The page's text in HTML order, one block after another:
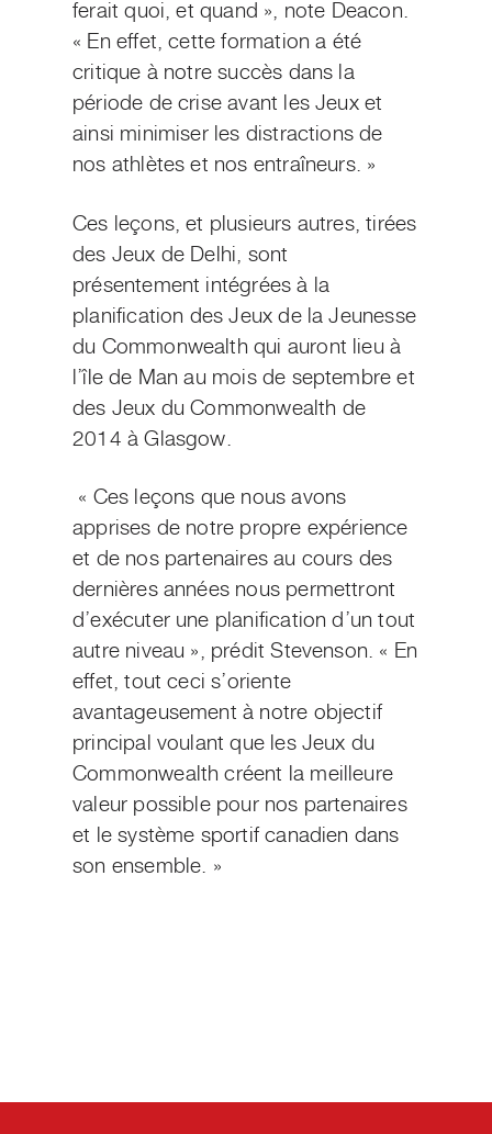
ferait quoi, et quand », note Deacon.
« En effet, cette formation a été
critique à notre succès dans la
période de crise avant les Jeux et
ainsi minimiser les distractions de
nos athlètes et nos entraîneurs. »
Ces leçons, et plusieurs autres, tirées
des Jeux de Delhi, sont
présentement intégrées à la
planification des Jeux de la Jeunesse
du Commonwealth qui auront lieu à
l’île de Man au mois de septembre et
des Jeux du Commonwealth de
2014 à Glasgow.
« Ces leçons que nous avons
apprises de notre propre expérience
et de nos partenaires au cours des
dernières années nous permettront
d’exécuter une planification d’un tout
autre niveau », prédit Stevenson. « En
effet, tout ceci s’oriente
avantageusement à notre objectif
principal voulant que les Jeux du
Commonwealth créent la meilleure
valeur possible pour nos partenaires
et le système sportif canadien dans
son ensemble. »